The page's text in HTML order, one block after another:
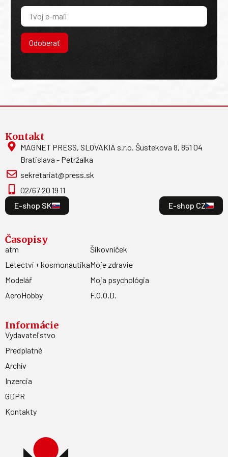
Odoberať
Kontakt
MAGNET PRESS, SLOVAKIA s.r.o. Šustekova 8, 851 04
Bratislava - Petržalka
sekretariat@press.sk
02/67 20 19 11
E-shop SK
E-shop CZ
Časopisy
atm
Letectví + kosmonautika
Modelář
AeroHobby
Šikovníček
Moje zdravie
Moja psychológia
F.O.O.D.
Informácie
Vydavateľstvo
Predplatné
Archív
Inzercia
GDPR
Kontakty